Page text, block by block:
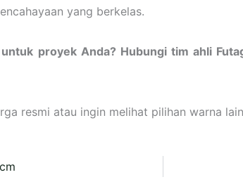
yang berkelas.
proyek Anda? Hubungi tim ahli
resmi atau ingin melihat pilihan warna